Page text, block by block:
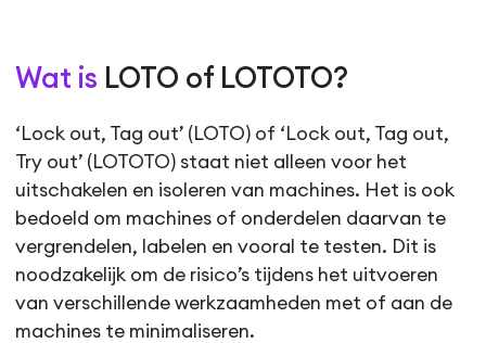
Wat is LOTO of LOTOTO?
‘Lock out, Tag out’ (LOTO) of ‘Lock out, Tag out,
Try out’ (LOTOTO) staat niet alleen voor het
uitschakelen en isoleren van machines. Het is ook
bedoeld om machines of onderdelen daarvan te
vergrendelen, labelen en vooral te testen. Dit is
noodzakelijk om de risico’s tijdens het uitvoeren
van verschillende werkzaamheden met of aan de
machines te minimaliseren.